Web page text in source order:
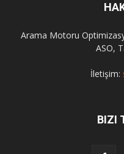
Arama Motoru
ASO,
İletişim:
BIZI